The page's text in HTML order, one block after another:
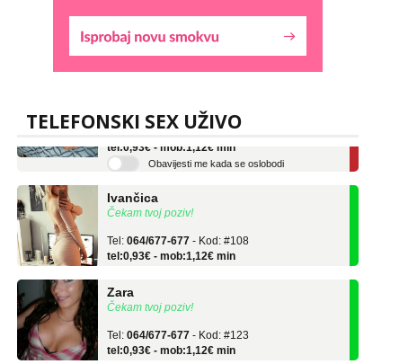
TELEFONSKI SEX UŽIVO
Lucija
Tel: 064/677-677 - Kod: #136
tel:0,93€ - mob:1,12€ min
Obavijesti me kada se oslobodi
Čekam tvoj poziv!
064/677-677
tel:0,93€ - mob:1,12€ min
Čekam tvoj poziv!
064/677-677
tel:0,93€ - mob:1,12€ min